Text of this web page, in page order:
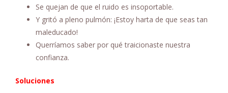
Se quejan de que el ruido es insoportable.
Y gritó a pleno pulmón: ¡Estoy harta de que seas tan
maleducado!
Querríamos saber por qué traicionaste nuestra
confianza.
Soluciones